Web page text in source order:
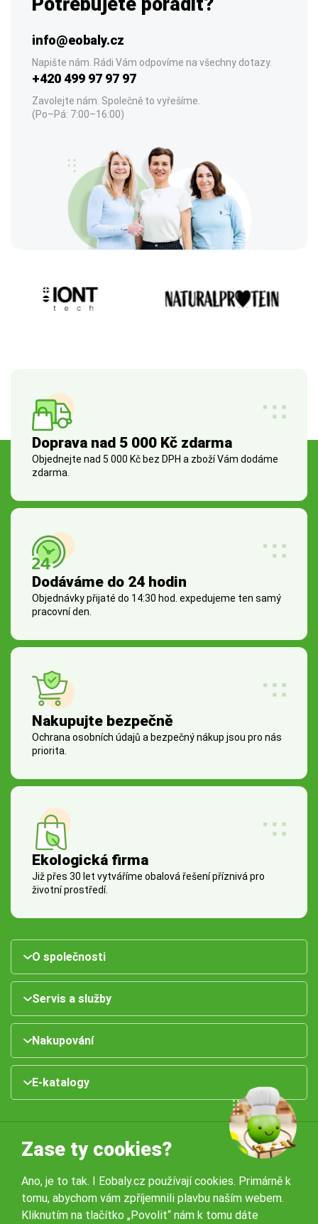
info@eobaly.cz
Napište nám. Rádi Vám odpovíme na všechny dotazy.
+420 499 97 97 97
Zavolejte nám. Společně to vyřešíme.
(Po–Pá: 7:00–16:00)
Doprava nad 5 000 Kč zdarma
Objednejte nad 5 000 Kč bez DPH a zboží Vám dodáme
zdarma.
Dodáváme do 24 hodin
Objednávky přijaté do 14:30 hod. expedujeme ten samý
pracovní den.
Nakupujte bezpečně
Ochrana osobních údajů a bezpečný nákup jsou pro nás
priorita.
Ekologická firma
Již přes 30 let vytváříme obalová řešení příznivá pro
životní prostředí.
O společnosti
Servis a služby
Nakupování
E-katalogy
Naše pobočky:
Zase ty cookies?
Ano, je to tak. I Eobaly.cz používají cookies. Primárně k
tomu, abychom vám zpříjemnili plavbu naším webem.
Kliknutím na tlačítko „Povolit“ nám k tomu dáte